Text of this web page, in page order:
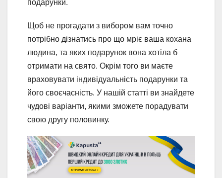
подарунки.
Щоб не прогадати з вибором вам точно
потрібно дізнатись про що мріє ваша кохана
людина, та яких подарунок вона хотіла б
отримати на свято. Окрім того ви маєте
враховувати індивідуальність подарунки та
його своєчасність. У нашій статті ви знайдете
чудові варіанти, якими зможете порадувати
свою другу половинку.